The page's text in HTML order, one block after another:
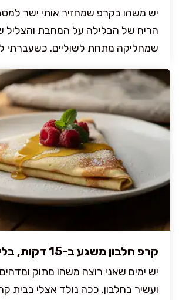
יש משהו בקרפ שמחזיר אותי ישר
הריח של הבלילה על המחבת והצליל
שמחליקה מתחת לשוליים. כשעברתי
קרפ חלבון משגע ב-15 דקות, בלי קמח בכלל
יש ימים שאני רוצה משהו מתוק
ועשיר בחלבון. ככה נולד אצלי בבית